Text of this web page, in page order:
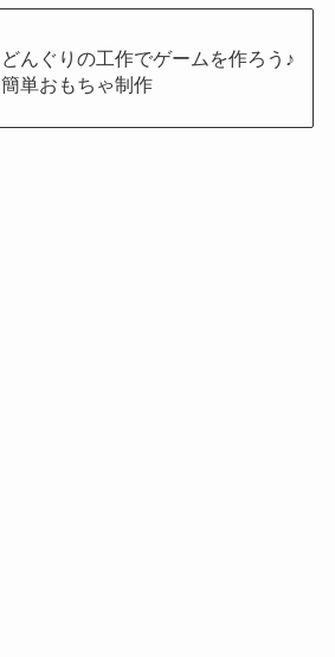
どんぐりの工作でゲームを作ろう♪
簡単おもちゃ制作